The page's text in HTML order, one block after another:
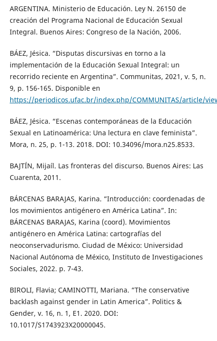
ARGENTINA. Ministerio de Educación. Ley N. 26150 de
creación del Programa Nacional de Educación Sexual
Integral. Buenos Aires: Congreso de la Nación, 2006.
BÁEZ, Jésica. “Disputas discursivas en torno a la
implementación de la Educación Sexual Integral: un
recorrido reciente en Argentina”. Communitas, 2021, v. 5, n.
9, p. 156-165. Disponible en
https://periodicos.ufac.br/index.php/COMMUNITAS/article/
BÁEZ, Jésica. “Escenas contemporáneas de la Educación
Sexual en Latinoamérica: Una lectura en clave feminista”.
Mora, n. 25, p. 1-13. 2018. DOI: 10.34096/mora.n25.8533.
BAJTÍN, Mijaíl. Las fronteras del discurso. Buenos Aires: Las
Cuarenta, 2011.
BÁRCENAS BARAJAS, Karina. “Introducción: coordenadas de
los movimientos antigénero en América Latina”. In:
BÁRCENAS BARAJAS, Karina (coord). Movimientos
antigénero en América Latina: cartografías del
neoconservadurismo. Ciudad de México: Universidad
Nacional Autónoma de México, Instituto de Investigaciones
Sociales, 2022. p. 7-43.
BIROLI, Flavia; CAMINOTTI, Mariana. “The conservative
backlash against gender in Latin America”. Politics &
Gender, v. 16, n. 1, E1. 2020. DOI:
10.1017/S1743923X20000045.